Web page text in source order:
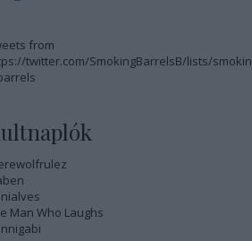
from
twitter.com/SmokingBarrelsB/lists/smokin
Man Who Laughs